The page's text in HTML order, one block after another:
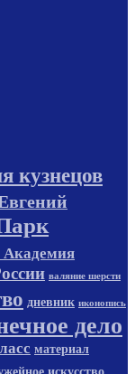
кузнецов
Академия
валяние шерсти
дневник иконопись
дело
материал